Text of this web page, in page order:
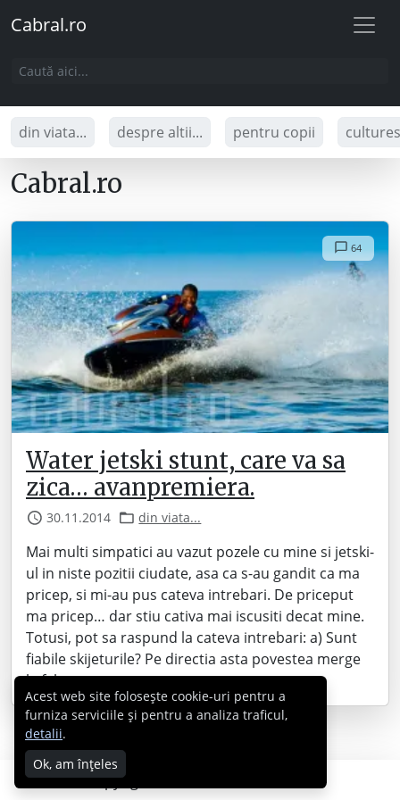
Cabral.ro
din viata... despre altii... pentru copii
Cabral.ro
64
Water jetski stunt, care va sa
zica… avanpremiera.
30.11.2014 din viata...
Mai multi simpatici au vazut pozele cu mine si jetski-
ul in niste pozitii ciudate, asa ca s-au gandit ca ma
pricep, si mi-au pus cateva intrebari. De priceput
ma pricep… dar stiu cativa mai iscusiti decat mine.
Totusi, pot sa raspund la cateva intrebari: a) Sunt
fiabile skijeturile? Pe directia asta povestea merge
la fel ca…
Copyright © 2007 - 2026 Cabral.ro
Acest web site folosește cookie-uri pentru a
furniza serviciile și pentru a analiza traficul,
detalii.
Ok, am înțeles